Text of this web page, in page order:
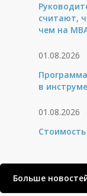
считают,
чем на
01.08.2026
в
01.08.2026
Больше